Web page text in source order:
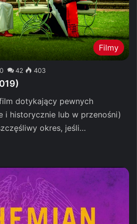
Filmy
42 403
dotykający pewnych
i historycznie lub w przenośni)
okres, jeśli…